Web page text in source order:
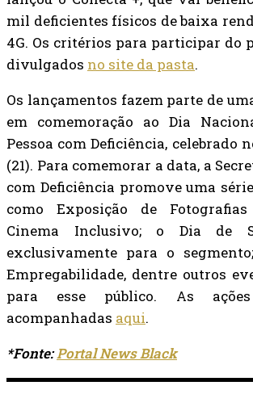
mil deficientes físicos de baixa
4G. Os critérios para participar do
divulgados no site da pasta.
Os lançamentos fazem parte de
em comemoração ao Dia
Pessoa com Deficiência, celebrado
(21). Para comemorar a data, a
com Deficiência promove uma
como Exposição de
Cinema Inclusivo; o Dia de
exclusivamente para o
Empregabilidade, dentre outros
para esse público. As
acompanhadas aqui.
*Fonte:Portal News Black